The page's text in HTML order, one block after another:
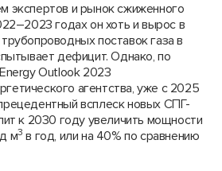
экспертов и рынок сжиженного
годах он хоть и вырос в
поставок газа в
дефицит. Однако, по
Outlook 2023
агентства, уже с 2025
всплеск новых СПГ-
к 2030 году увеличить мощности
м3 в год, или на 40% по сравнению